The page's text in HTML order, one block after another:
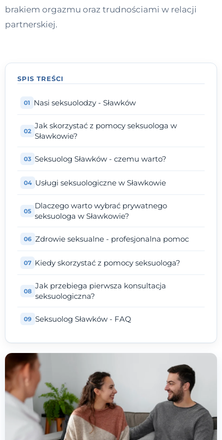
Kontakt
brakiem orgazmu oraz trudnościami w relacji
partnerskiej.
SPIS TREŚCI
Nasi seksuolodzy - Sławków
Jak skorzystać z pomocy seksuologa w
Sławkowie?
Seksuolog Sławków - czemu warto?
Usługi seksuologiczne w Sławkowie
Dlaczego warto wybrać prywatnego
seksuologa w Sławkowie?
Zdrowie seksualne - profesjonalna pomoc
Kiedy skorzystać z pomocy seksuologa?
Jak przebiega pierwsza konsultacja
seksuologiczna?
Seksuolog Sławków - FAQ